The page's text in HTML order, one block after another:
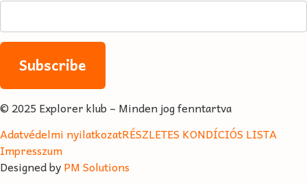
© 2025 Explorer klub – Minden jog fenntartva
Adatvédelmi nyilatkozatRÉSZLETES KONDÍCIÓS LISTA
Impresszum
Designed byPM Solutions